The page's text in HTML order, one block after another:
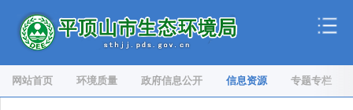
网站首页 环境质量 政府信息公开 信息资源 专题专栏